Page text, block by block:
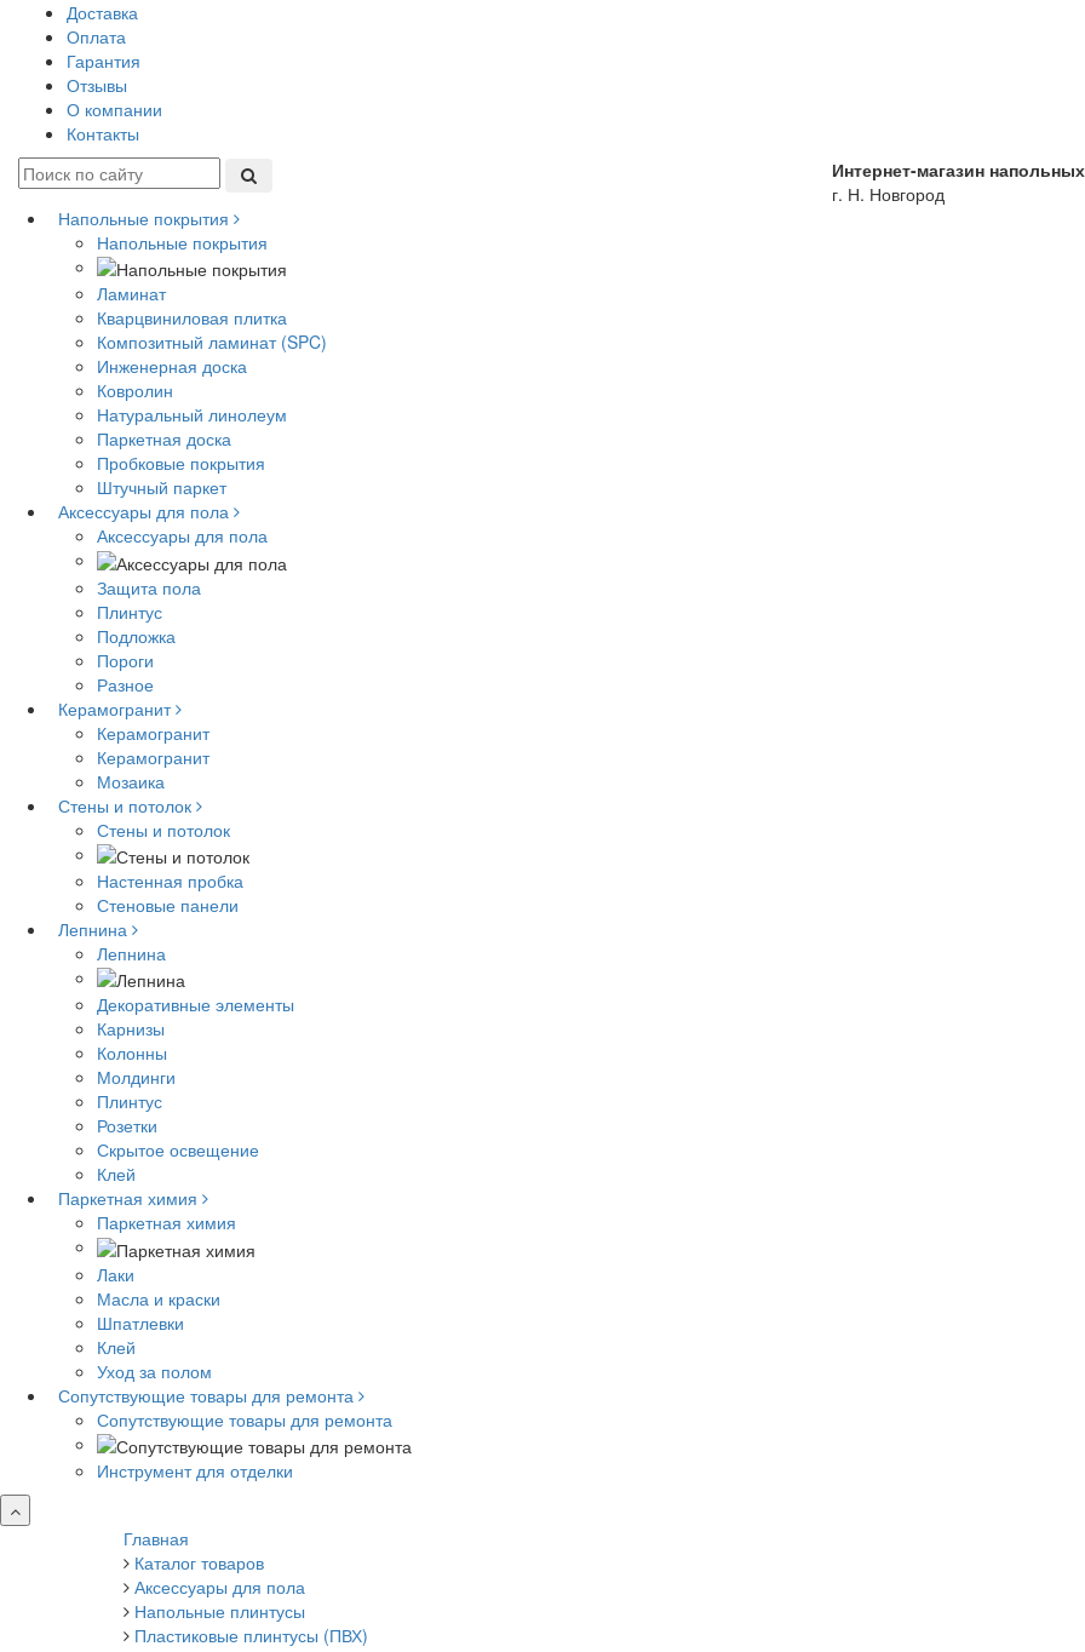
Доставка
Оплата
Гарантия
Отзывы
О компании
Контакты
Интернет-магазин
г. Н. Новгород
Напольные покрытия
Напольные покрытия
Ламинат
Кварцвиниловая плитка
Композитный ламинат (SPC)
Инженерная доска
Ковролин
Натуральный линолеум
Паркетная доска
Пробковые покрытия
Штучный паркет
Аксессуары для пола
Аксессуары для пола
Защита пола
Плинтус
Подложка
Пороги
Разное
Керамогранит
Керамогранит
Керамогранит
Мозаика
Стены и потолок
Стены и потолок
Настенная пробка
Стеновые панели
Лепнина
Лепнина
Декоративные элементы
Карнизы
Колонны
Молдинги
Плинтус
Розетки
Скрытое освещение
Клей
Паркетная химия
Паркетная химия
Лаки
Масла и краски
Шпатлевки
Клей
Уход за полом
Сопутствующие товары для ремонта
Сопутствующие товары для ремонта
Инструмент для отделки
Главная
Каталог товаров
Аксессуары для пола
Напольные плинтусы
Пластиковые плинтусы (ПВХ)